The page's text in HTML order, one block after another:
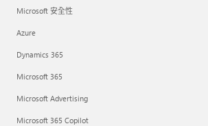
Microsoft 安全性
Azure
Dynamics 365
Microsoft 365
Microsoft Advertising
Microsoft 365 Copilot